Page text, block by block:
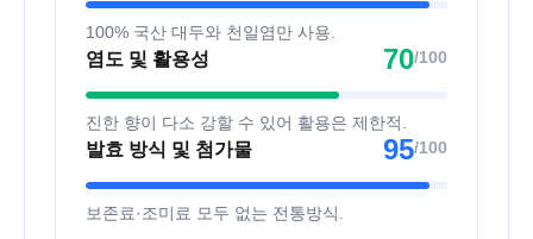
100% 국산 대두와 천일염만 사용.
염도 및 활용성 70/100
진한 향이 다소 강할 수 있어 활용은 제한적.
발효 방식 및 첨가물 95/100
보존료·조미료 모두 없는 전통방식.